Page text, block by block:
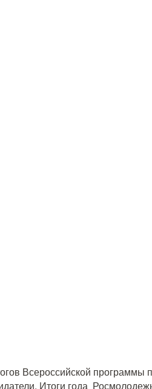
Всероссийской программы
Итоги года